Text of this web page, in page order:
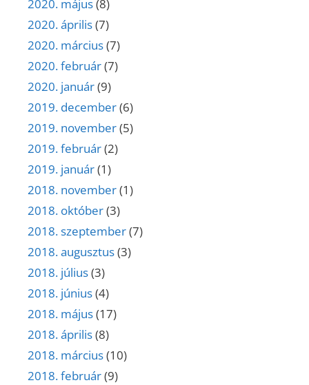
2020. május(8)
2020. április(7)
2020. március(7)
2020. február(7)
2020. január(9)
2019. december(6)
2019. november(5)
2019. február(2)
2019. január(1)
2018. november(1)
2018. október(3)
2018. szeptember(7)
2018. augusztus(3)
2018. július(3)
2018. június(4)
2018. május(17)
2018. április(8)
2018. március(10)
2018. február(9)